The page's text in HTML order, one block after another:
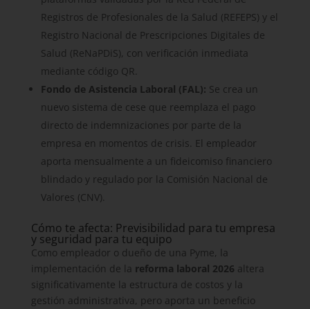
Registros de Profesionales de la Salud (REFEPS) y el
Registro Nacional de Prescripciones Digitales de
Salud (ReNaPDiS), con verificación inmediata
mediante código QR.
Fondo de Asistencia Laboral (FAL): Se crea un
nuevo sistema de cese que reemplaza el pago
directo de indemnizaciones por parte de la
empresa en momentos de crisis. El empleador
aporta mensualmente a un fideicomiso financiero
blindado y regulado por la Comisión Nacional de
Valores (CNV).
Cómo te afecta: Previsibilidad para tu empresa
y seguridad para tu equipo
Como empleador o dueño de una Pyme, la
implementación de la reforma laboral 2026 altera
significativamente la estructura de costos y la
gestión administrativa, pero aporta un beneficio